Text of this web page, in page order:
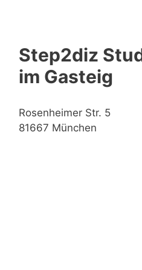
Step2diz
im Gasteig
Rosenheimer Str. 5
81667 München